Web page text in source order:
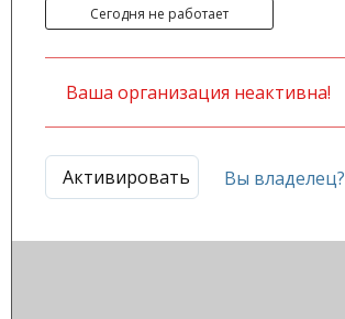
Сегодня не работает
Ваша организация неактивна!
Активировать Вы владелец?